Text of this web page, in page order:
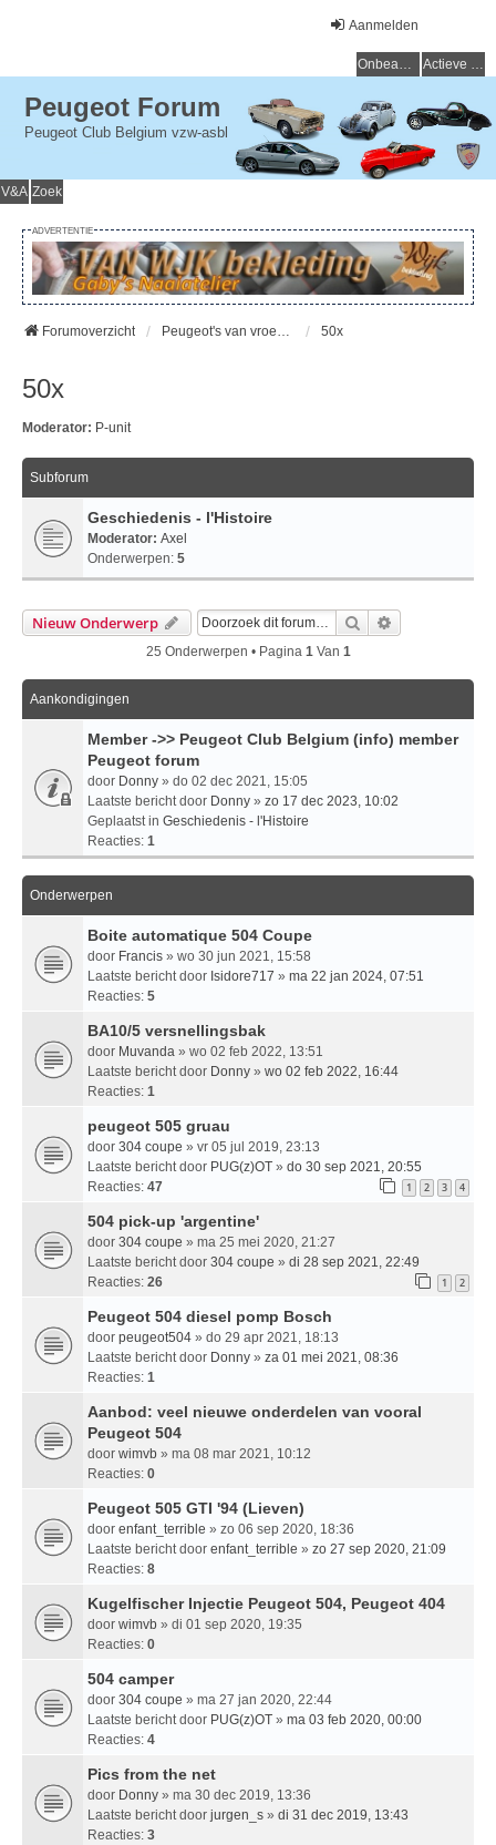
Aanmelden
Onbeantwoorde onderwerpen Actieve onderwerpen
Peugeot Forum
Peugeot Club Belgium vzw-asbl
V&A Zoek
ADVERTENTIE
Forumoverzicht Peugeot's van vroeger (> 15 jaar) - Peugeot du passé (> 15 ans) 50x
50x
Moderator: P-unit
Subforum
Geschiedenis - l'Histoire
Moderator: Axel
Onderwerpen: 5
Nieuw Onderwerp Zoek
25 Onderwerpen • Pagina 1Van 1
Aankondigingen
Member ->> Peugeot Club Belgium (info) member
Peugeot forum
door Donny » do 02 dec 2021, 15:05
Laatste bericht door Donny » zo 17 dec 2023, 10:02
Geplaatst in Geschiedenis - l'Histoire
Reacties: 1
Onderwerpen
Boite automatique 504 Coupe
door Francis » wo 30 jun 2021, 15:58
Laatste bericht door Isidore717 » ma 22 jan 2024, 07:51
Reacties: 5
BA10/5 versnellingsbak
door Muvanda » wo 02 feb 2022, 13:51
Laatste bericht door Donny » wo 02 feb 2022, 16:44
Reacties: 1
peugeot 505 gruau
door 304 coupe » vr 05 jul 2019, 23:13
Laatste bericht door PUG(z)OT » do 30 sep 2021, 20:55
Reacties: 47 1 2 3 4
504 pick-up 'argentine'
door 304 coupe » ma 25 mei 2020, 21:27
Laatste bericht door 304 coupe » di 28 sep 2021, 22:49
Reacties: 26 1 2
Peugeot 504 diesel pomp Bosch
door peugeot504 » do 29 apr 2021, 18:13
Laatste bericht door Donny » za 01 mei 2021, 08:36
Reacties: 1
Aanbod: veel nieuwe onderdelen van vooral
Peugeot 504
door wimvb » ma 08 mar 2021, 10:12
Reacties: 0
Peugeot 505 GTI '94 (Lieven)
door enfant_terrible » zo 06 sep 2020, 18:36
Laatste bericht door enfant_terrible » zo 27 sep 2020, 21:09
Reacties: 8
Kugelfischer Injectie Peugeot 504, Peugeot 404
door wimvb » di 01 sep 2020, 19:35
Reacties: 0
504 camper
door 304 coupe » ma 27 jan 2020, 22:44
Laatste bericht door PUG(z)OT » ma 03 feb 2020, 00:00
Reacties: 4
Pics from the net
door Donny » ma 30 dec 2019, 13:36
Laatste bericht door jurgen_s » di 31 dec 2019, 13:43
Reacties: 3